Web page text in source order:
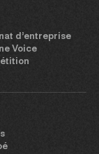
d’entreprise
Voice